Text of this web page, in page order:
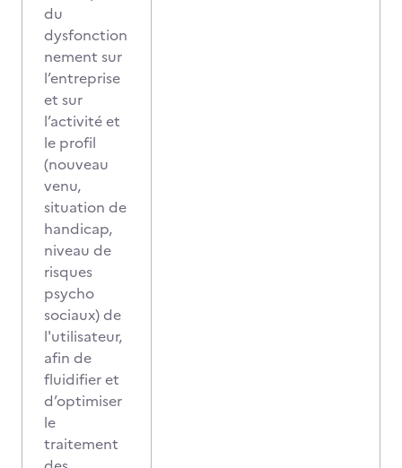
du
dysfonction
nement sur
l’entreprise
et sur
l’activité et
le profil
(nouveau
venu,
situation de
handicap,
niveau de
risques
psycho
sociaux) de
l'utilisateur,
afin de
fluidifier et
d’optimiser
le
traitement